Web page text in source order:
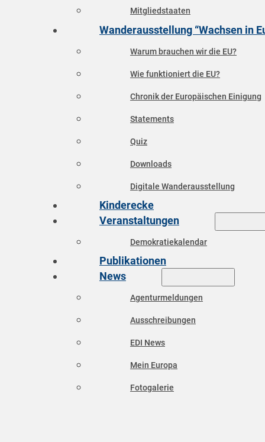
Mitgliedstaaten
Wanderausstellung “Wachsen in
Warum brauchen wir die EU?
Wie funktioniert die EU?
Chronik der Europäischen Einigung
Statements
Quiz
Downloads
Digitale Wanderausstellung
Kinderecke
Veranstaltungen
Demokratiekalendar
Publikationen
News
Agenturmeldungen
Ausschreibungen
EDI News
Mein Europa
Fotogalerie